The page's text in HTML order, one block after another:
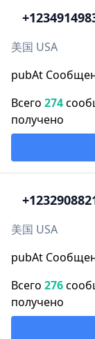
+1
美国 USA
pubAt
Всего 274
получено
+1
美国 USA
pubAt
Всего 276
получено